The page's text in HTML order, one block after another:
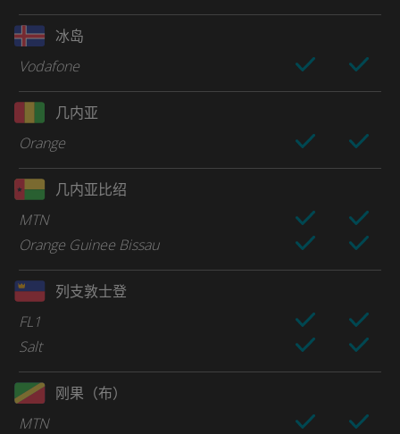
冰岛
Vodafone
几内亚
Orange
几内亚比绍
MTN
Orange Guinee Bissau
列支敦士登
FL1
Salt
刚果（布）
MTN